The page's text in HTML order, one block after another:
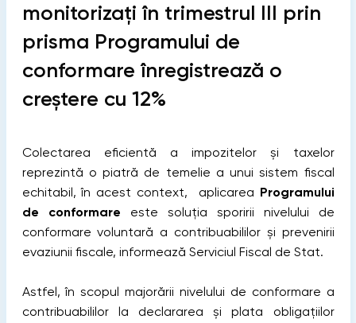
monitorizați în trimestrul III prin
prisma Programului de
conformare înregistrează o
creștere cu 12%
Colectarea eficientă a impozitelor și taxelor
reprezintă o piatră de temelie a unui sistem fiscal
echitabil, în acest context, aplicarea Programului
de conformare este soluția sporirii nivelului de
conformare voluntară a contribuabililor și prevenirii
evaziunii fiscale, informează Serviciul Fiscal de Stat.
Astfel, în scopul majorării nivelului de conformare a
contribuabililor la declararea și plata obligațiilor